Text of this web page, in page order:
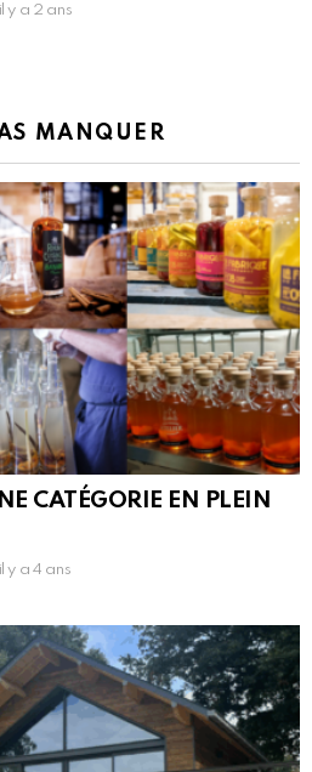
il y a 2 ans
MANQUER
CATÉGORIE EN PLEIN
il y a 4 ans